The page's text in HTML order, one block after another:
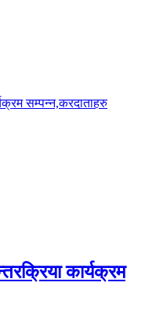
सम्पन्न,करदाताहरु
कार्यक्रम